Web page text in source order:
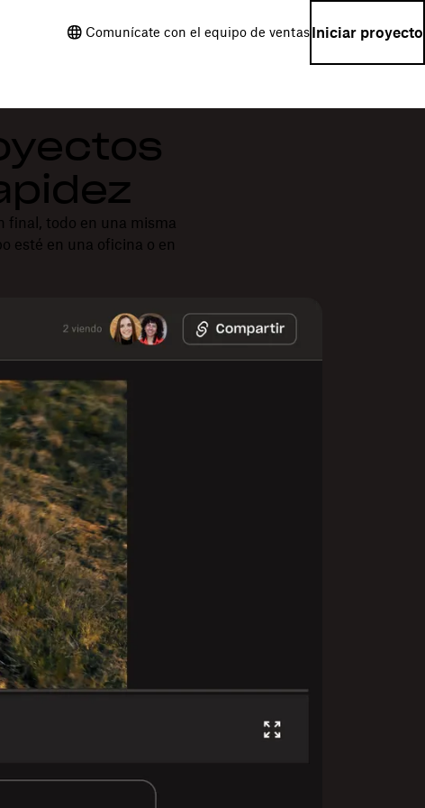
Comunícate con el equipo de ventasIniciar proyecto
final, todo en una misma
esté en una oficina o en